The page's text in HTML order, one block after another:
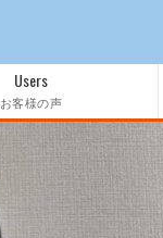
Users
お客様の声